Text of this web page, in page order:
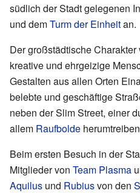
südlich der Stadt gelegenen
und demTurm der Einheitan.
Der großstädtische
kreative und ehrgeizige
Gestalten aus allen Orten
belebte und geschäftige
neben der Slim Street, einer
allem Raufbolde
Beim ersten Besuch in der
Mitglieder von Team Plasma
Aquilus und Rubiusvon den